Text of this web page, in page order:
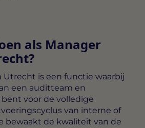
als Manager
Utrecht is een functie waarbij
een auditteam en
voor de volledige
van interne of
bewaakt de kwaliteit van de